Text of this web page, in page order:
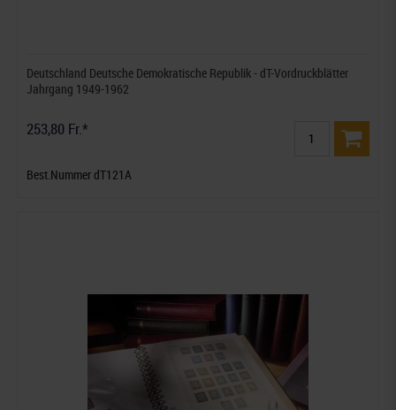
Deutschland Deutsche Demokratische Republik - dT-Vordruckblätter
Jahrgang 1949-1962
253,80 Fr.*
Best.Nummer dT121A